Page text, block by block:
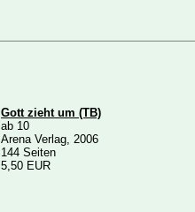
Gott zieht um (TB)
ab 10
Arena Verlag, 2006
144 Seiten
5,50 EUR